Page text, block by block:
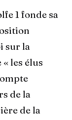
1 fonde sa
sur la
les élus
de la
de la